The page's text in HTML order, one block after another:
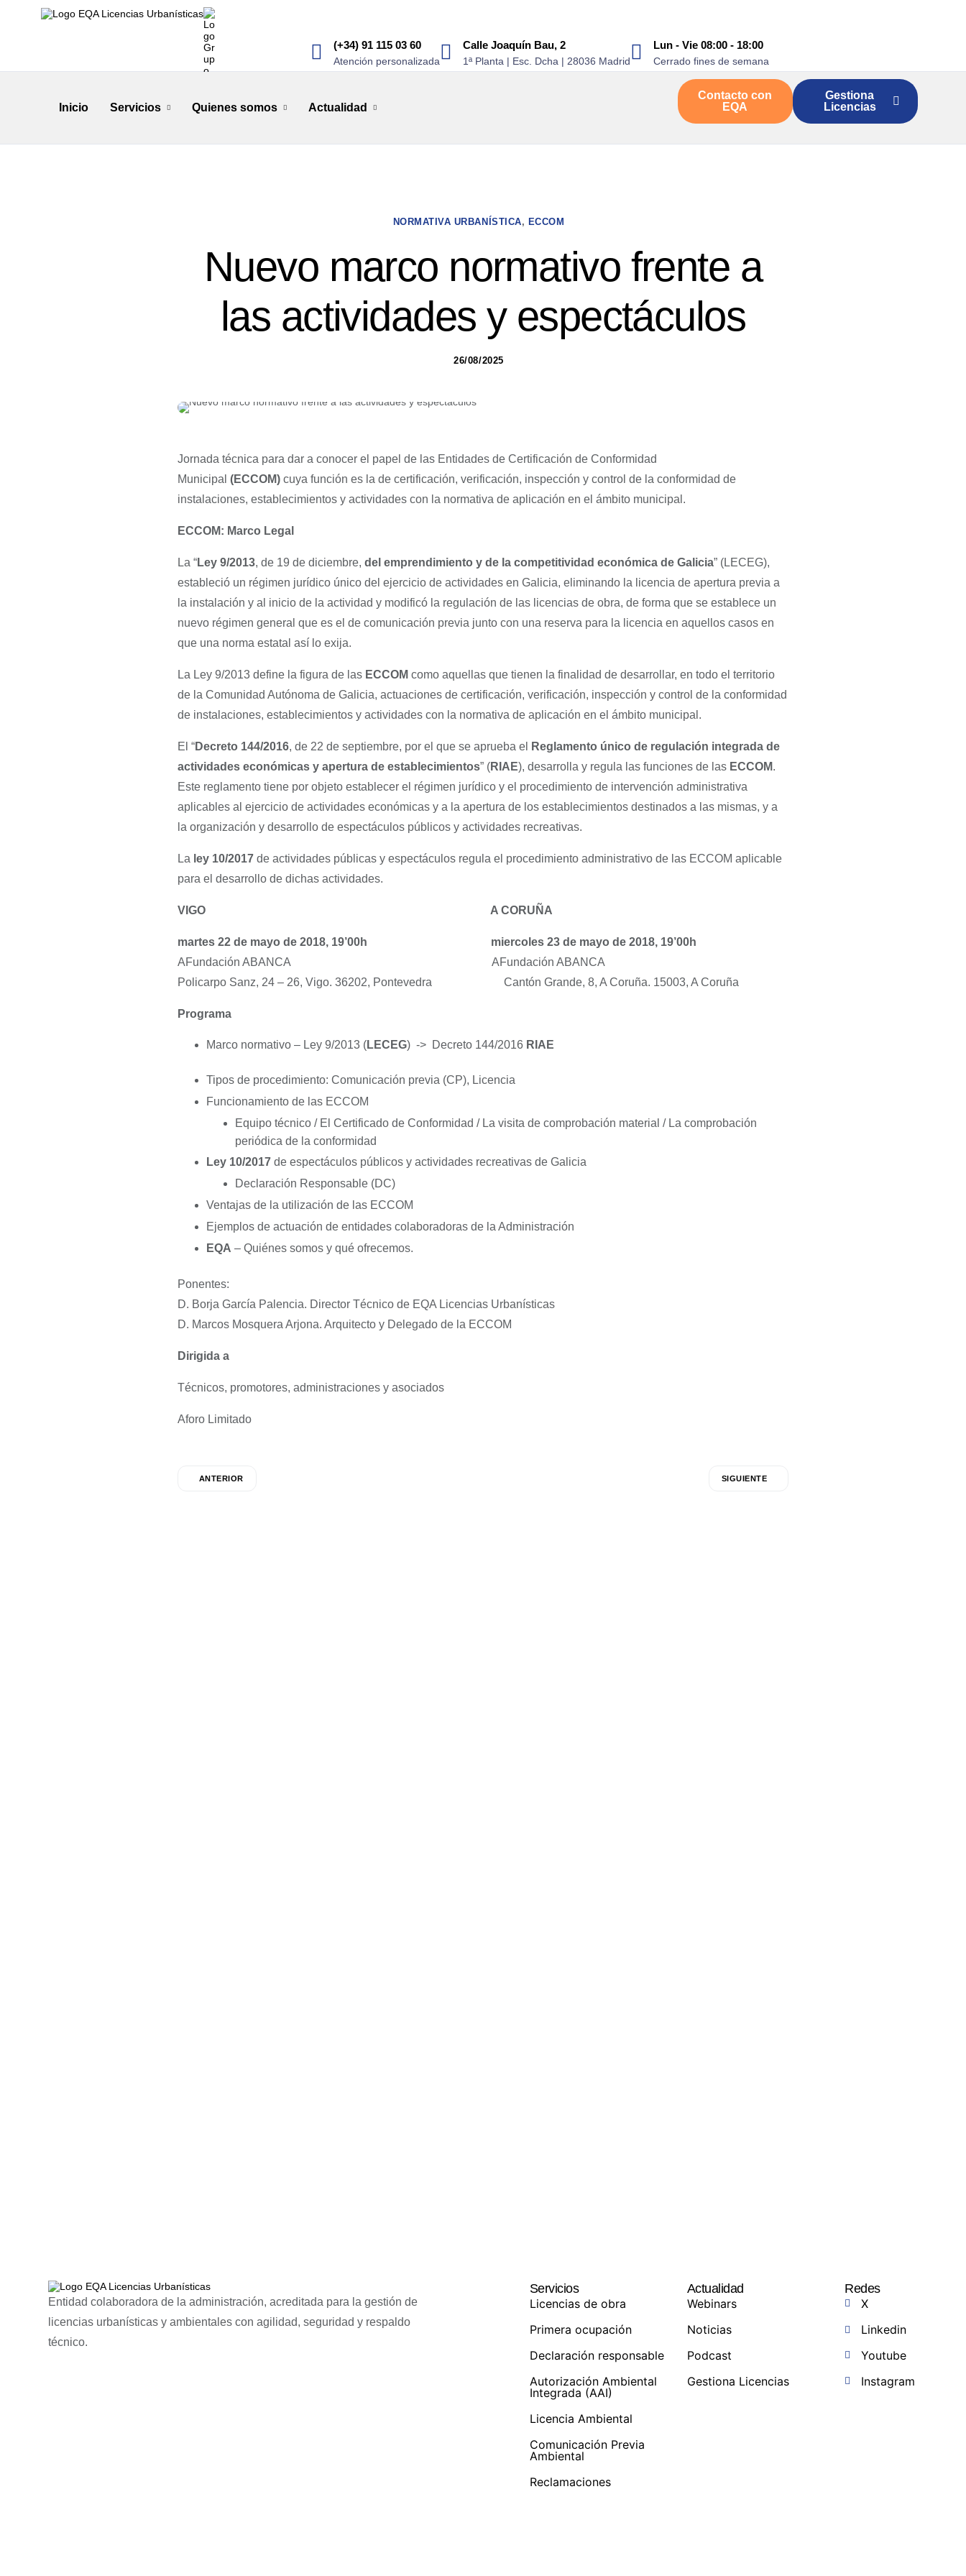
(+34) 91 115 03 60
Atención personalizada
Calle Joaquín Bau, 2
1ª Planta | Esc. Dcha | 28036 Madrid
Lun - Vie 08:00 - 18:00
Cerrado fines de semana
Inicio Servicios Quienes somos Actualidad
Contacto con
EQA
Gestiona
Licencias
NORMATIVA URBANÍSTICA, ECCOM
Nuevo marco normativo frente a
las actividades y espectáculos
26/08/2025
Jornada técnica para dar a conocer el papel de las Entidades de Certificación de Conformidad
Municipal (ECCOM) cuya función es la de certificación, verificación, inspección y control de la conformidad de
instalaciones, establecimientos y actividades con la normativa de aplicación en el ámbito municipal.
ECCOM: Marco Legal
La “Ley 9/2013, de 19 de diciembre, del emprendimiento y de la competitividad económica de Galicia” (LECEG),
estableció un régimen jurídico único del ejercicio de actividades en Galicia, eliminando la licencia de apertura previa a
la instalación y al inicio de la actividad y modificó la regulación de las licencias de obra, de forma que se establece un
nuevo régimen general que es el de comunicación previa junto con una reserva para la licencia en aquellos casos en
que una norma estatal así lo exija.
La Ley 9/2013 define la figura de las ECCOM como aquellas que tienen la finalidad de desarrollar, en todo el territorio
de la Comunidad Autónoma de Galicia, actuaciones de certificación, verificación, inspección y control de la conformidad
de instalaciones, establecimientos y actividades con la normativa de aplicación en el ámbito municipal.
El “Decreto 144/2016, de 22 de septiembre, por el que se aprueba el
Reglamento único de regulación integrada de
actividades económicas y apertura de establecimientos” (RIAE), desarrolla y regula las funciones de las ECCOM.
Este reglamento tiene por objeto establecer el régimen jurídico y el procedimiento de intervención administrativa
aplicables al ejercicio de actividades económicas y a la apertura de los establecimientos destinados a las mismas, y a
la organización y desarrollo de espectáculos públicos y actividades recreativas.
La ley 10/2017 de actividades públicas y espectáculos regula el procedimiento administrativo de las ECCOM aplicable
para el desarrollo de dichas actividades.
VIGO A CORUÑA
martes 22 de mayo de 2018, 19’00h
miercoles 23 de mayo de 2018, 19’00h
AFundación ABANCA AFundación ABANCA
Policarpo Sanz, 24 – 26, Vigo. 36202, Pontevedra Cantón Grande, 8, A Coruña. 15003, A Coruña
Programa
Marco normativo – Ley 9/2013 (LECEG) -> Decreto 144/2016 RIAE
Tipos de procedimiento: Comunicación previa (CP), Licencia
Funcionamiento de las ECCOM
Equipo técnico / El Certificado de Conformidad / La visita de comprobación material / La comprobación
periódica de la conformidad
Ley 10/2017 de espectáculos públicos y actividades recreativas de Galicia
Declaración Responsable (DC)
Ventajas de la utilización de las ECCOM
Ejemplos de actuación de entidades colaboradoras de la Administración
EQA – Quiénes somos y qué ofrecemos.
Ponentes:
D. Borja García Palencia. Director Técnico de EQA Licencias Urbanísticas
D. Marcos Mosquera Arjona. Arquitecto y Delegado de la ECCOM
Dirigida a
Técnicos, promotores, administraciones y asociados
Aforo Limitado
ANTERIOR SIGUIENTE
Entidad colaboradora de la administración, acreditada para la gestión de
licencias urbanísticas y ambientales con agilidad, seguridad y respaldo
técnico.
Servicios
Licencias de obra
Primera ocupación
Declaración responsable
Autorización Ambiental
Integrada (AAI)
Licencia Ambiental
Comunicación Previa
Ambiental
Reclamaciones
Actualidad
Webinars
Noticias
Podcast
Gestiona Licencias
Redes
X
Linkedin
Youtube
Instagram